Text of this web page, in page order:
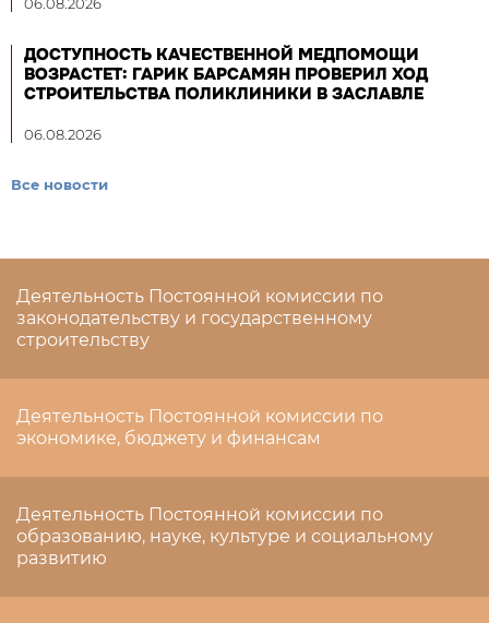
ДОСТУПНОСТЬ КАЧЕСТВЕННОЙ МЕДПОМОЩИ
ВОЗРАСТЕТ: ГАРИК БАРСАМЯН ПРОВЕРИЛ ХОД
СТРОИТЕЛЬСТВА ПОЛИКЛИНИКИ В ЗАСЛАВЛЕ
06.08.2026
Все новости
Деятельность Постоянной комиссии по
законодательству и государственному
строительству
Деятельность Постоянной комиссии по
экономике, бюджету и финансам
Деятельность Постоянной комиссии по
образованию, науке, культуре и социальному
развитию